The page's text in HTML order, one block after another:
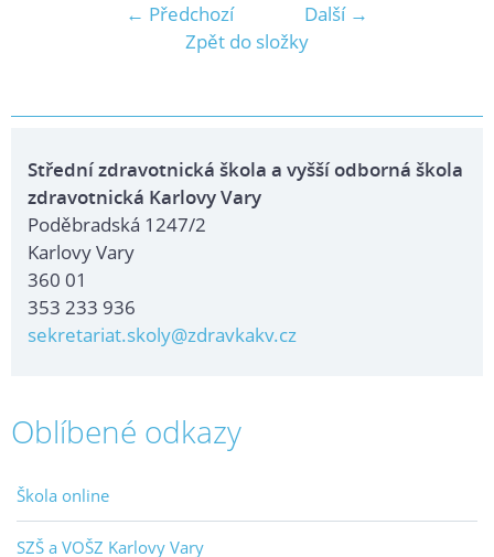
← Předchozí
Další →
Zpět do složky
Střední zdravotnická škola a vyšší odborná škola
zdravotnická Karlovy Vary
Poděbradská 1247/2
Karlovy Vary
360 01
353 233 936
sekretariat.skoly@zdravkakv.cz
Oblíbené odkazy
Škola online
SZŠ a VOŠZ Karlovy Vary